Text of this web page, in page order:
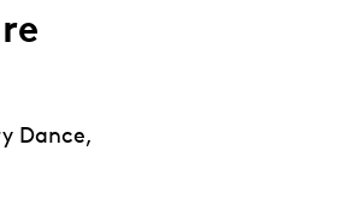
Dance,